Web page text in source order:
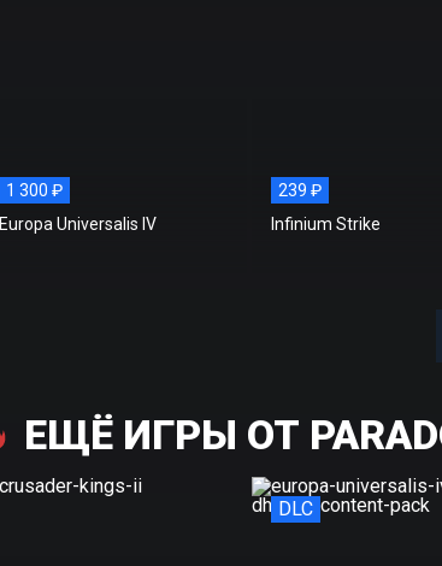
1 300 ₽
Europa Universalis IV
239 ₽
Infinium Strike
ЕЩЁ ИГРЫ ОТ
DLC